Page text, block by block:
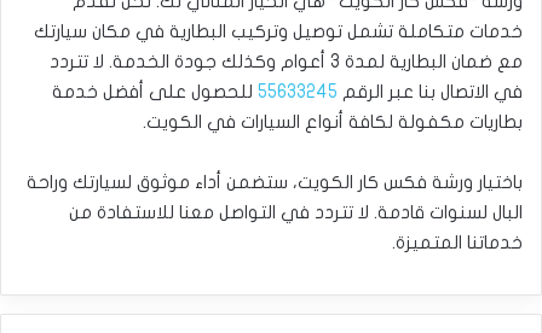
خدمات متكاملة تشمل توصيل وتركيب البطارية في مكان سيارتك
مع ضمان البطارية لمدة 3 أعوام وكذلك جودة الخدمة. لا تتردد
في الاتصال بنا عبر الرقم 55633245 للحصول على أفضل خدمة
بطاريات مكفولة لكافة أنواع السيارات في الكويت.
باختيار ورشة فكس كار الكويت، ستضمن أداء موثوق لسيارتك وراحة
البال لسنوات قادمة. لا تتردد في التواصل معنا للاستفادة من
خدماتنا المتميزة.